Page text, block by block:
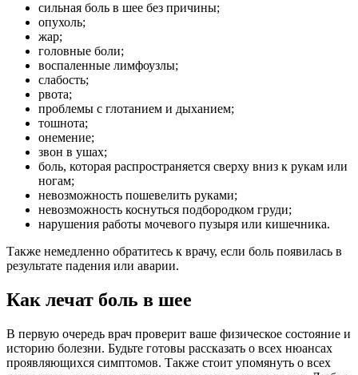
сильная боль в шее без причины;
опухоль;
жар;
головные боли;
воспаленные лимфоузлы;
слабость;
рвота;
проблемы с глотанием и дыханием;
тошнота;
онемение;
звон в ушах;
боль, которая распространяется сверху вниз к рукам или
ногам;
невозможность пошевелить руками;
невозможность коснуться подбородком груди;
нарушения работы мочевого пузыря или кишечника.
Также немедленно обратитесь к врачу, если боль появилась в
результате падения или аварии.
Как лечат боль в шее
В первую очередь врач проверит ваше физическое состояние и
историю болезни. Будьте готовы рассказать о всех нюансах
проявляющихся симптомов. Также стоит упомянуть о всех